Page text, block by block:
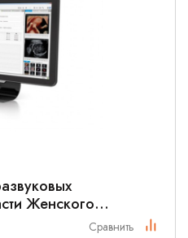
Женского
Сравнить